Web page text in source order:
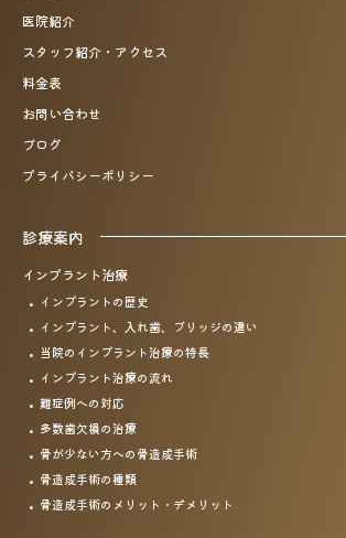
医院紹介
スタッフ紹介・アクセス
料金表
お問い合わせ
ブログ
プライバシーポリシー
診療案内
インプラント治療
インプラントの歴史
インプラント、入れ歯、
ブリッジの違い
当院のインプラント治療の特長
インプラント治療の流れ
難症例への対応
多数歯欠損の治療
骨が少ない方への骨造成手術
骨造成手術の種類
骨造成手術のメリット・ デメリット